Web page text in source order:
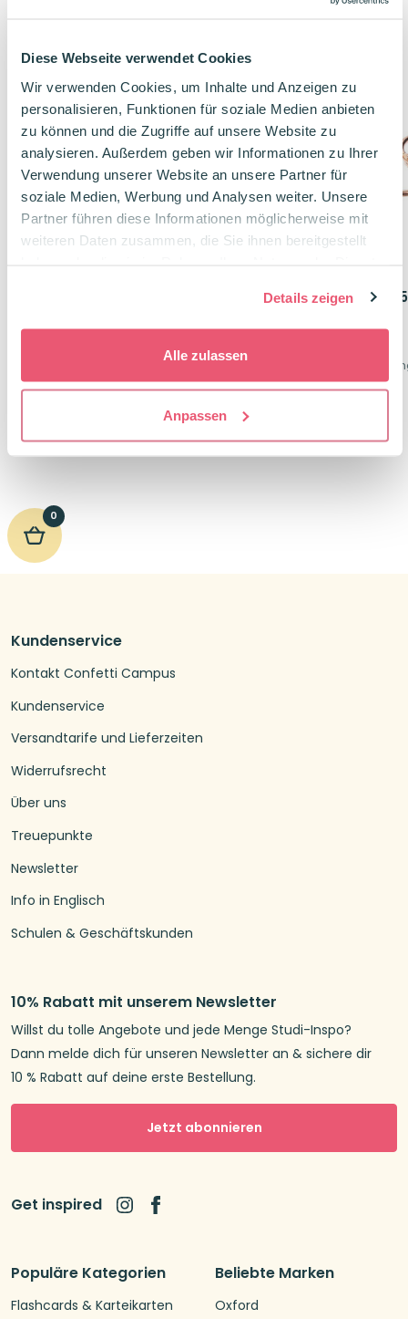
Diese Webseite verwendet Cookies
Wir verwenden Cookies, um Inhalte und Anzeigen zu
personalisieren, Funktionen für soziale Medien anbieten
zu können und die Zugriffe auf unsere Website zu
analysieren. Außerdem geben wir Informationen zu Ihrer
Verwendung unserer Website an unsere Partner für
soziale Medien, Werbung und Analysen weiter. Unsere
Partner führen diese Informationen möglicherweise mit
weiteren Daten zusammen, die Sie ihnen bereitgestellt
Details zeigen
Alle zulassen
Anpassen
Jeder Karteikarten-Ring fasst 100 Flashcards
Karteikarten-Ringe
0
Populäre Kategorien
Flashcards & Karteikarten
Beliebte Marken
Oxford
Kundenservice
Kontakt Confetti Campus
Kundenservice
Versandtarife und Lieferzeiten
Widerrufsrecht
Über uns
Treuepunkte
Newsletter
Info in Englisch
Schulen & Geschäftskunden
10% Rabatt mit unserem Newsletter
Willst du tolle Angebote und jede Menge Studi-Inspo?
Dann melde dich für unseren Newsletter an & sichere dir
10 % Rabatt auf deine erste Bestellung.
Jetzt abonnieren
Get inspired